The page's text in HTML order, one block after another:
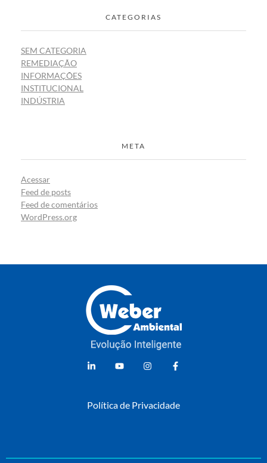
CATEGORIAS
SEM CATEGORIA
REMEDIAÇÃO
INFORMAÇÕES
INSTITUCIONAL
INDÚSTRIA
META
Acessar
Feed de posts
Feed de comentários
WordPress.org
Política de Privacidade